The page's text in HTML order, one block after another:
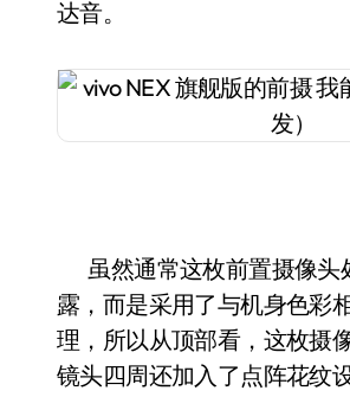
达音。
虽然通常这枚前置摄像头处于隐藏状态，但vivo依然对它进行了精心装扮。摄像头通体并非裸
露，而是采用了与机身色彩
理，所以从顶部看，这枚摄
镜头四周还加入了点阵花纹